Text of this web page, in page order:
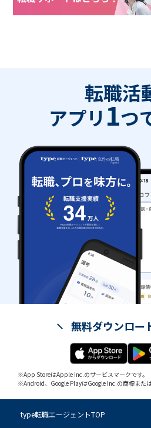
転職活
アプリ 1つ
無料ダウンロー
※App StoreはApple Inc.のサービスマークです。
※Android、Google PlayはGoogle Inc.の商標または
type転職エージェントTOP